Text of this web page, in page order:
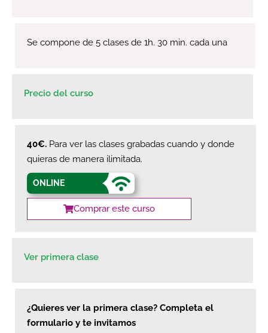
Se compone de 5 clases de 1h. 30 min. cada una
Precio del curso
40€. Para ver las clases grabadas cuando y donde
quieras de manera ilimitada.
ONLINE
Comprar este curso
Ver primera clase
¿Quieres ver la primera clase? Completa el
formulario y te invitamos